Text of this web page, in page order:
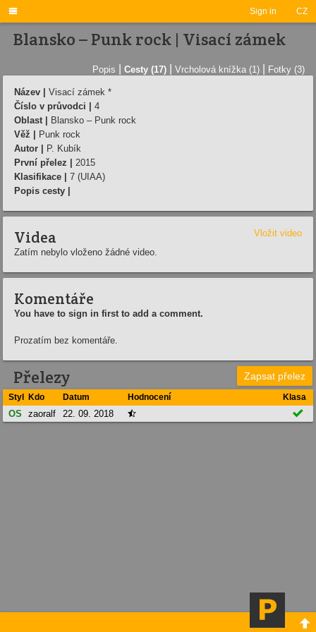
Sign in CZ

Blansko – Punk rock | Visací zámek
Popis Cesty (17) Vrcholová knížka (1) Fotky (3)
Název |
Visací zámek *
Číslo v průvodci |
4
Oblast |
Blansko – Punk rock
Věž |
Punk rock
Autor |
P. Kubík
První přelez |
2015
Klasifikace |
7 (UIAA)
Popis cesty |
Videa
Vložit video
Zatím nebylo vloženo žádné video.
Komentáře
You have to sign in first to add a comment.
Prozatím bez komentáře.
Přelezy Zapsat přelez
Styl Kdo Datum Hodnocení Klasa
OS zaoralf 22. 09. 2018  
